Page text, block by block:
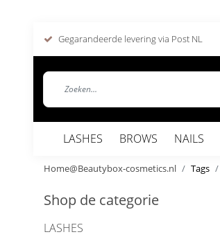
Gegarandeerde levering via Post NL
LASHES BROWS NAILS
Home@Beautybox-cosmetics.nl Tags
Shop de categorie
LASHES